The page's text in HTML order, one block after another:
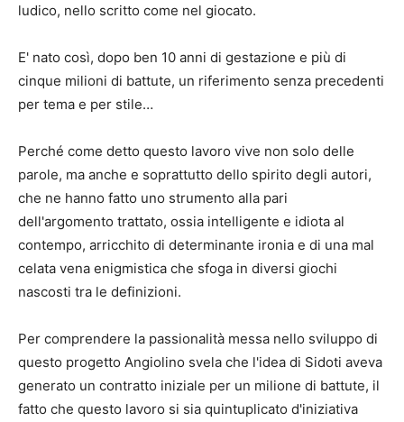
ludico, nello scritto come nel giocato.
E' nato così, dopo ben 10 anni di gestazione e più di
cinque milioni di battute, un riferimento senza precedenti
per tema e per stile…
Perché come detto questo lavoro vive non solo delle
parole, ma anche e soprattutto dello spirito degli autori,
che ne hanno fatto uno strumento alla pari
dell'argomento trattato, ossia intelligente e idiota al
contempo, arricchito di determinante ironia e di una mal
celata vena enigmistica che sfoga in diversi giochi
nascosti tra le definizioni.
Per comprendere la passionalità messa nello sviluppo di
questo progetto Angiolino svela che l'idea di Sidoti aveva
generato un contratto iniziale per un milione di battute, il
fatto che questo lavoro si sia quintuplicato d'iniziativa